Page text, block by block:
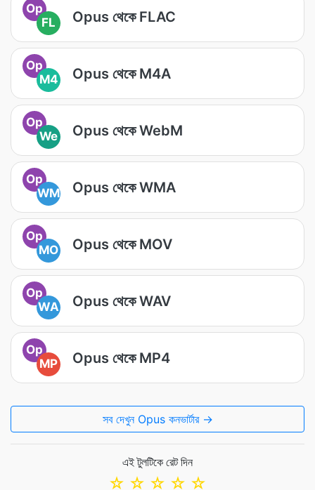
Op
FL
Opus থেকে FLAC
Op
M4
Opus থেকে M4A
Op
We
Opus থেকে WebM
Op
WM
Opus থেকে WMA
Op
MO
Opus থেকে MOV
Op
WA
Opus থেকে WAV
Op
MP
Opus থেকে MP4
সব দেখুন Opus কনভার্টার →
এই টুলটিকে রেট দিন
☆
☆
☆
☆
☆